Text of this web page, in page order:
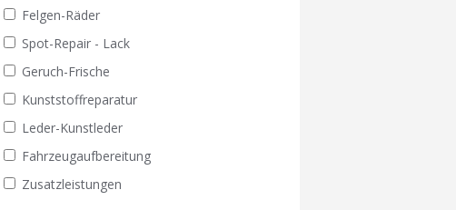
Felgen-Räder
Spot-Repair - Lack
Geruch-Frische
Kunststoffreparatur
Leder-Kunstleder
Fahrzeugaufbereitung
Zusatzleistungen